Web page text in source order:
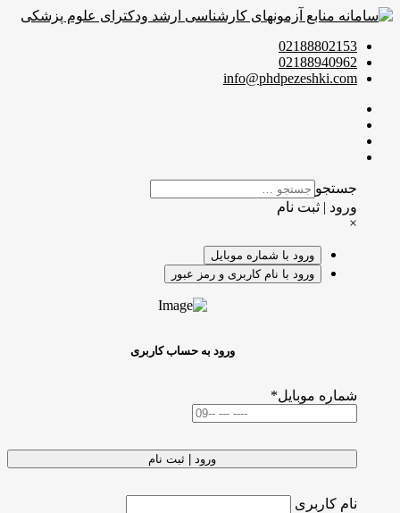
02188802153
02188940962
info@phdpezeshki.com
جستجو
ورود | ثبت نام
×
ورود با شماره موبایل
ورود با نام کاربری و رمز عبور
ورود به حساب کاربری
شماره موبایل*
ورود | ثبت نام
نام کاربری